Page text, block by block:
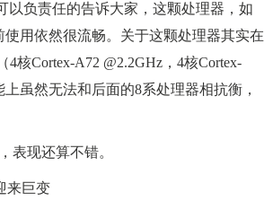
以负责任的告诉大家，这颗处理器，如
用依然很流畅。关于这颗处理器其实在
核Cortex-A72 @2.2GHz，4核Cortex-
虽然无法和后面的8系处理器相抗衡，
表现还算不错。